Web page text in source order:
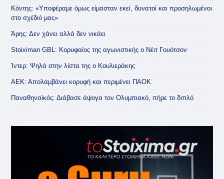
Κόντης: «Υποφέραμε όμως είμασταν εκεί, δυνατοί και προσηλωμένοι
στο σχέδιό μας»
Άρης: Δεν χάνει αλλά δεν νικάει
Stoiximan GBL: Κορυφαίος της αγωνιστικής ο Νέιτ Γουότσον
Ίντερ: Ψηλά στην λίστα της ο Κουλιεράκης
ΑΕΚ: Απολαμβάνει κορυφή και περιμένει ΠΑΟΚ
Παναθηναϊκός: Διάβασε άψογα τον Ολυμπιακό, πήρε το διπλό